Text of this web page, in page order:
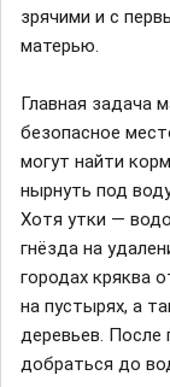
зрячими и с
матерью.
Главная задача
безопасное
могут найти
нырнуть под
Хотя утки —
гнёзда на
городах кряква
на пустырях, а
деревьев. После
добраться до